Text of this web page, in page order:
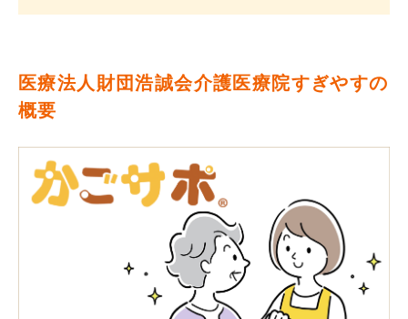
医療法人財団浩誠会介護医療院すぎやすの
概要